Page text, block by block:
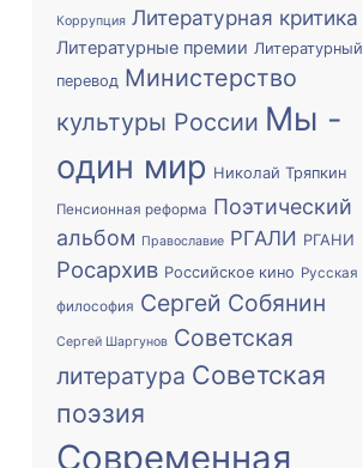
Коррупция Литературная критика
Литературные премии Литературный
перевод Министерство
культуры России Мы -
один мир Николай Тряпкин
Пенсионная реформа Поэтический
альбом Православие РГАЛИ РГАНИ
Росархив Российское кино Русская
философия Сергей Собянин
Сергей Шаргунов Советская
литература Советская
поэзия
Современная